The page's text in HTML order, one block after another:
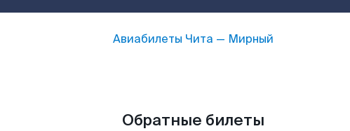
Авиабилеты Чита — Мирный
Обратные билеты